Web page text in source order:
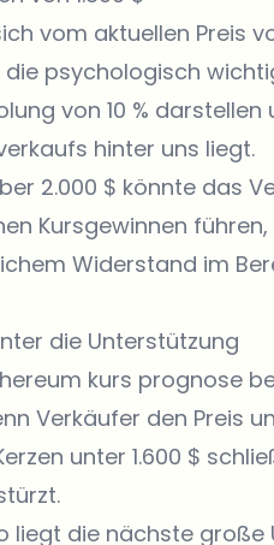
vom aktuellen Preis
psychologisch
von 10 %
hinter uns liegt.
2.000 $ könnte das
Kursgewinnen
Widerstand im
die Unterstützung
kurs prognose
Verkäufer den Preis
unter 1.600 $
liegt die nächste große